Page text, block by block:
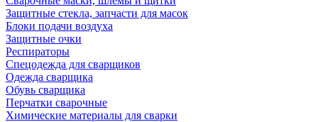
Защитные стекла, запчасти для масок
Блоки подачи воздуха
Защитные очки
Респираторы
Спецодежда для сварщиков
Одежда сварщика
Обувь сварщика
Перчатки сварочные
Химические материалы для сварки